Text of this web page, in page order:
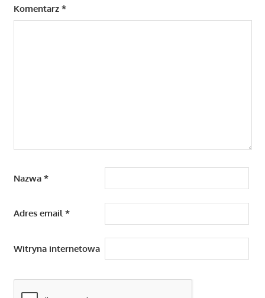
Komentarz *
Nazwa *
Adres email*
Witryna internetowa